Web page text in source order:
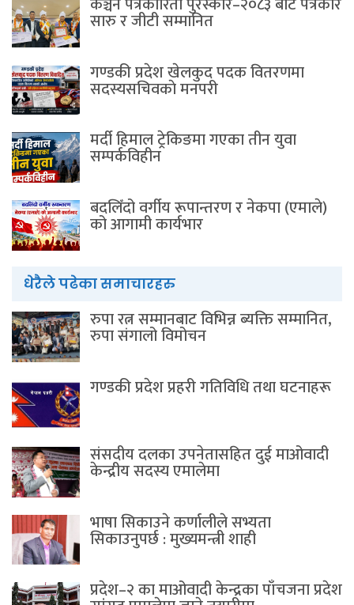
सारु र जीटी सम्मानित
गण्डकी प्रदेश खेलकुद पदक वितरणमा
सदस्यसचिवकाे मनपरी
मर्दी हिमाल ट्रेकिङमा गएका तीन युवा
सम्पर्कविहीन
बदलिँदो वर्गीय रूपान्तरण र नेकपा (एमाले)
को आगामी कार्यभार
धेरैले पढेका समाचारहरु
रुपा रत्न सम्मानबाट विभिन्न ब्यक्ति सम्मानित,
रुपा संगालो विमोचन
गण्डकी प्रदेश प्रहरी गतिविधि तथा घटनाहरू
संसदीय दलका उपनेतासहित दुई माओवादी
केन्द्रीय सदस्य एमालेमा
भाषा सिकाउने कर्णालीले सभ्यता
सिकाउनुपर्छ : मुख्यमन्त्री शाही
प्रदेश–२ का माओवादी केन्द्रका पाँचजना प्रदेश